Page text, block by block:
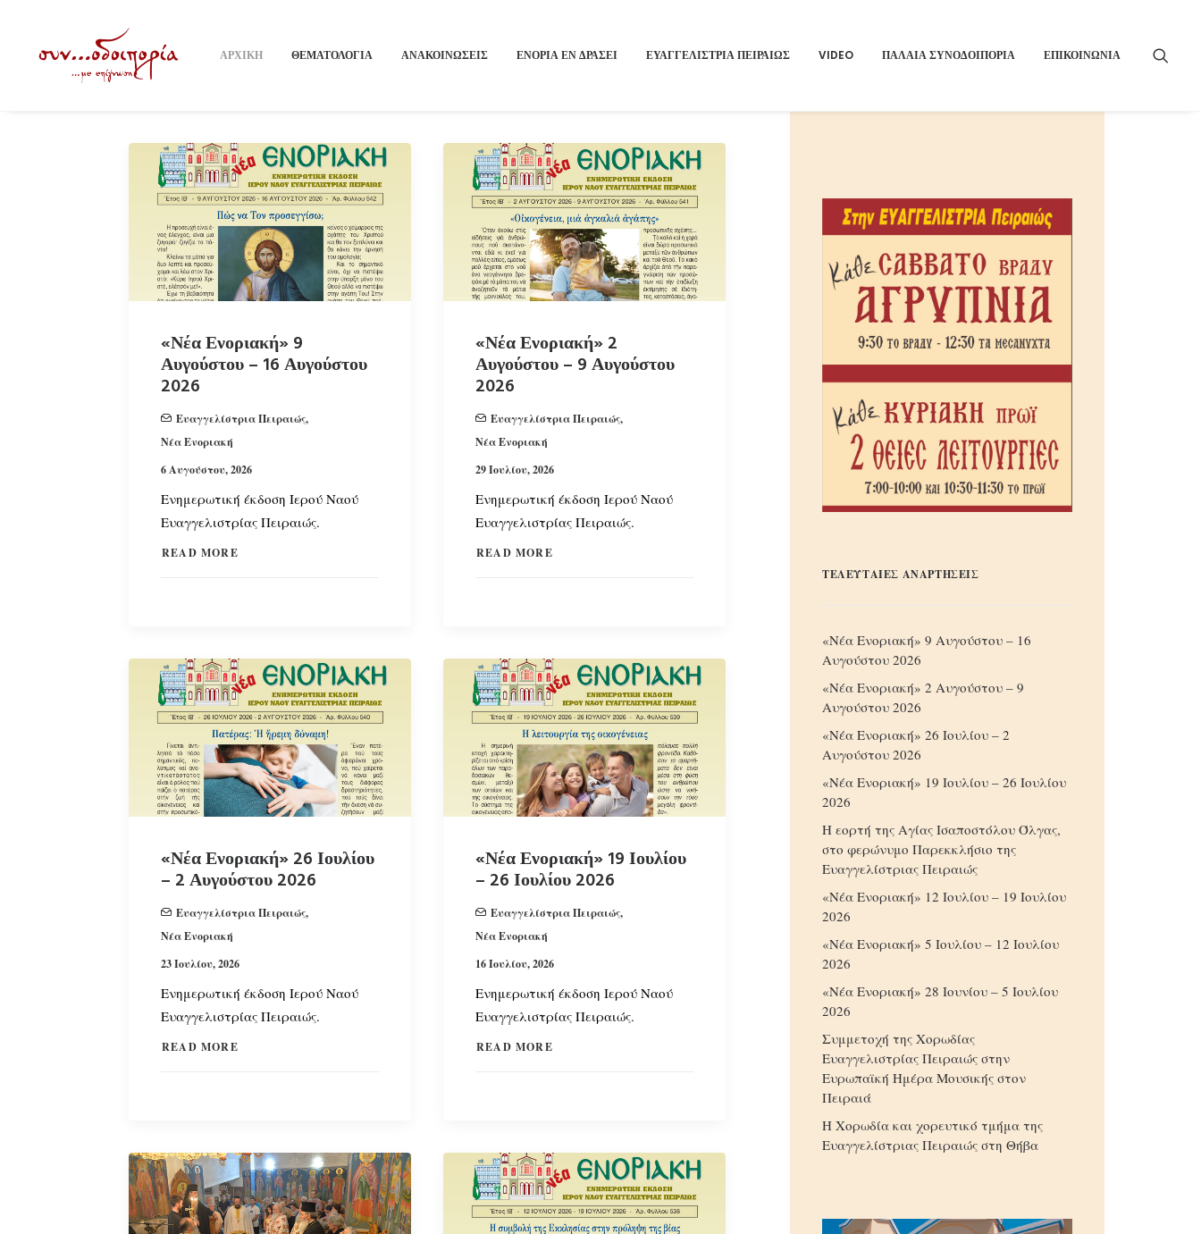
ΑΡΧΙΚΗ ΘΕΜΑΤΟΛΟΓΙΑ ΑΝΑΚΟΙΝΩΣΕΙΣ ΕΝΟΡΙΑ ΕΝ ΔΡΑΣΕΙ ΕΥΑΓΓΕΛΙΣΤΡΙΑ ΠΕΙΡΑΙΏΣ VIDEO ΠΑΛΑΙΑ ΣΥΝΟΔΟΙΠΟΡΙΑ ΕΠΙΚΟΙΝΩΝΙΑ
«Νέα Ενοριακή» 9
Αυγούστου – 16 Αυγούστου
2026
Ευαγγελίστρια Πειραιώς,
Νέα Ενοριακή
6 Αυγούστου, 2026
Ενημερωτική έκδοση Ιερού Ναού
Ευαγγελιστρίας Πειραιώς.
READ MORE
«Νέα Ενοριακή» 2
Αυγούστου – 9 Αυγούστου
2026
Ευαγγελίστρια Πειραιώς,
Νέα Ενοριακή
29 Ιουλίου, 2026
Ενημερωτική έκδοση Ιερού Ναού
Ευαγγελιστρίας Πειραιώς.
READ MORE
«Νέα Ενοριακή» 26 Ιουλίου
– 2 Αυγούστου 2026
Ευαγγελίστρια Πειραιώς,
Νέα Ενοριακή
23 Ιουλίου, 2026
Ενημερωτική έκδοση Ιερού Ναού
Ευαγγελιστρίας Πειραιώς.
READ MORE
«Νέα Ενοριακή» 19 Ιουλίου
– 26 Ιουλίου 2026
Ευαγγελίστρια Πειραιώς,
Νέα Ενοριακή
16 Ιουλίου, 2026
Ενημερωτική έκδοση Ιερού Ναού
Ευαγγελιστρίας Πειραιώς.
READ MORE
ΤΕΛΕΥΤΑΙΕΣ ΑΝΑΡΤΗΣΕΙΣ
«Νέα Ενοριακή» 9 Αυγούστου – 16
Αυγούστου 2026
«Νέα Ενοριακή» 2 Αυγούστου – 9
Αυγούστου 2026
«Νέα Ενοριακή» 26 Ιουλίου – 2
Αυγούστου 2026
«Νέα Ενοριακή» 19 Ιουλίου – 26 Ιουλίου
2026
Η εορτή της Αγίας Ισαποστόλου Όλγας,
στο φερώνυμο Παρεκκλήσιο της
Ευαγγελίστριας Πειραιώς
«Νέα Ενοριακή» 12 Ιουλίου – 19 Ιουλίου
2026
«Νέα Ενοριακή» 5 Ιουλίου – 12 Ιουλίου
2026
«Νέα Ενοριακή» 28 Ιουνίου – 5 Ιουλίου
2026
Συμμετοχή της Χορωδίας
Ευαγγελιστρίας Πειραιώς στην
Ευρωπαϊκή Ημέρα Μουσικής στον
Πειραιά
Η Χορωδία και χορευτικό τμήμα της
Ευαγγελίστριας Πειραιώς στη Θήβα